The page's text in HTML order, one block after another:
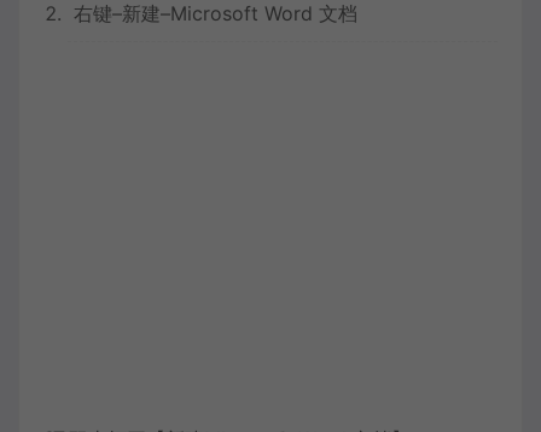
右键–新建–Microsoft Word 文档